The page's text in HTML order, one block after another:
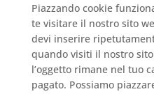
Piazzando cookie
te visitare il nostro sito
devi inserire
quando visiti il nostro
l’oggetto rimane nel tuo
pagato. Possiamo